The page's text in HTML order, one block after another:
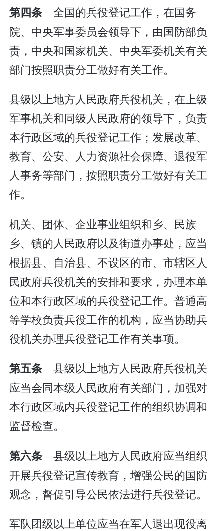
第四条全国的兵役登记工作，在国务
院、中央军事委员会领导下，由国防部负
责，中央和国家机关、中央军委机关有关
部门按照职责分工做好有关工作。
县级以上地方人民政府兵役机关，在上级
军事机关和同级人民政府的领导下，负责
本行政区域的兵役登记工作；发展改革、
教育、公安、人力资源社会保障、退役军
人事务等部门，按照职责分工做好有关工
作。
机关、团体、企业事业组织和乡、民族
乡、镇的人民政府以及街道办事处，应当
根据县、自治县、不设区的市、市辖区人
民政府兵役机关的安排和要求，办理本单
位和本行政区域的兵役登记工作。普通高
等学校负责兵役工作的机构，应当协助兵
役机关办理兵役登记工作有关事项。
第五条县级以上地方人民政府兵役机关
应当会同本级人民政府有关部门，加强对
本行政区域内兵役登记工作的组织协调和
监督检查。
第六条县级以上地方人民政府应当组织
开展兵役登记宣传教育，增强公民的国防
观念，督促引导公民依法进行兵役登记。
军队团级以上单位应当在军人退出现役离